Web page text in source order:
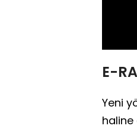
E-
Yeni
haline